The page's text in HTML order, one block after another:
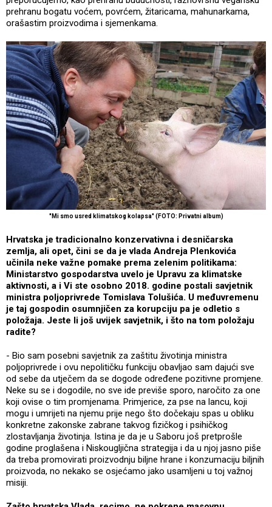
prehranu bogatu voćem, povrćem, žitaricama, mahunarkama,
orašastim proizvodima i sjemenkama.
"Mi smo usred klimatskog kolapsa" (FOTO: Privatni album)
Hrvatska je tradicionalno konzervativna i desničarska
zemlja, ali opet, čini se da je vlada Andreja Plenkovića
učinila neke važne pomake prema zelenim politikama:
Ministarstvo gospodarstva uvelo je Upravu za klimatske
aktivnosti, a i Vi ste osobno 2018. godine postali savjetnik
ministra poljoprivrede Tomislava Tolušića. U međuvremenu
je taj gospodin osumnjičen za korupciju pa je odletio s
položaja. Jeste li još uvijek savjetnik, i što na tom položaju
radite?
- Bio sam posebni savjetnik za zaštitu životinja ministra
poljoprivrede i ovu nepolitičku funkciju obavljao sam dajući sve
od sebe da utječem da se dogode određene pozitivne promjene.
Neke su se i dogodile, no sve ide previše sporo, naročito za one
koji ovise o tim promjenama. Primjerice, za pse na lancu, koji
mogu i umrijeti na njemu prije nego što dočekaju spas u obliku
konkretne zakonske zabrane takvog fizičkog i psihičkog
zlostavljanja životinja. Istina je da je u Saboru još pretprošle
godine proglašena i Niskougljična strategija i da u njoj jasno piše
da treba promovirati proizvodnju biljne hrane i konzumaciju biljnih
proizvoda, no nekako se osjećamo jako usamljeni u toj važnoj
misiji.